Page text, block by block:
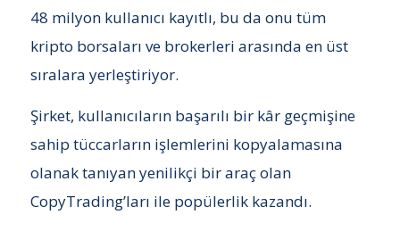
48 milyon kullanıcı kayıtlı, bu da onu tüm
kripto borsaları ve brokerleri arasında en üst
sıralara yerleştiriyor.
Şirket, kullanıcıların başarılı bir kâr geçmişine
sahip tüccarların işlemlerini kopyalamasına
olanak tanıyan yenilikçi bir araç olan
CopyTrading’ları ile popülerlik kazandı.